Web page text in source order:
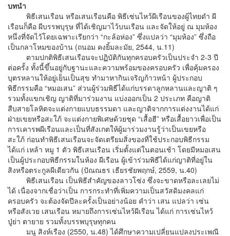
บทนำ
พิธีเสนเรือน หรือเสนเรือนคือ พิธีเซ่นไหว้ผีเรือนของผู้ไทยดำ ผี
เรือนก็คือ ผีบรรพบุรุษ ที่ได้เชิญมาไว้บนเรือน และจัดให้อยู่ ณ มุมห้อง
หนึ่งที่จัดไว้โดยเฉพาะเรียกว่า “กะล้อห่อง” ซึ่งแปลว่า “มุมห้อง” ซึ่งถือ
เป็นกลาโหมของบ้าน (ถนอม คงยิ้มละมัย, 2544, น.11)
ตามปกติพิธีเสนเรือนจะปฏิบัติกันทุกครอบครัวเป็นประจำ 2-3 ปี
ต่อครั้ง ทั้งนี้ขึ้นอยู่กับฐานะและความพร้อมของครอบครัว เพื่อคุ้มครอง
บุตรหลานให้อยู่เย็นเป็นสุข ทำมาหากินเจริญก้าวหน้า ผู้ประกอบ
พิธีกรรมคือ “หมอเสน” ส่วนผู้ร่วมพิธีได้แก่บรรดาลูกหลานและญาติ ๆ
รวมทั้งแขกเชิญ ญาติที่มาร่วมงาน แบ่งออกเป็น 2 ประเภท คือญาติ
สืบสายโลหิตจะแต่งกายแบบธรรมดา และญาติจากการแต่งงานได้แก่
ฝ่ายเขยหรือสะใภ้ จะแต่งกายพิเศษด้วยชุด “เสื้อฮี” หรือเสื้อยาวเพื่อเป็น
การเคารพผีเรือนและเป็นที่สังเกตให้ผู้มาร่วมงานรู้ว่าเป็นเขยหรือ
สะใภ้ ก่อนทำพิธีเสนเรือนจะจัดเตรียมสิ่งของที่ใช้ประกอบพิธีกรรม
ได้แก่ เหล้า หมู 1 ตัว พิธีเสนเรือน เริ่มตั้งแต่ในตอนเช้า โดยมีหมอเสน
เป็นผู้ประกอบพิธีกรรมในห้อง ผีเรือน ผู้เข้าร่วมพิธีได้แก่ญาติที่อยู่ใน
สิงหรือตระกูลผีเดียวกัน (ปัณณธร เธียรชัยพฤกษ์, 2559, น.40)
พิธีเสนเรือน เป็นพิธีสำคัญของลาวโซ่ง ซึ่งจะขาดหรือละเลยไม่
ได้ เนื่องจากเชื่อว่าเป็น การกระทำที่เพิ่มความเป็นสวัสดิมงคลแก่
ครอบครัว จะต้องจัดปีละครั้งเป็นอย่างน้อย คำว่า เสน แปลว่า เซ่น
หรือสังเวย เสนเรือน หมายถึงการเซ่นไหว้ผีเรือน ได้แก่ การเซ่นไหว้
ปู่ย่า ตายาย รวมทั้งบรรพบุรุษทุกคน
มนู สิงห์เรือง (2550, น.48) ได้ศึกษาความเปลี่ยนแปลงประเพณี